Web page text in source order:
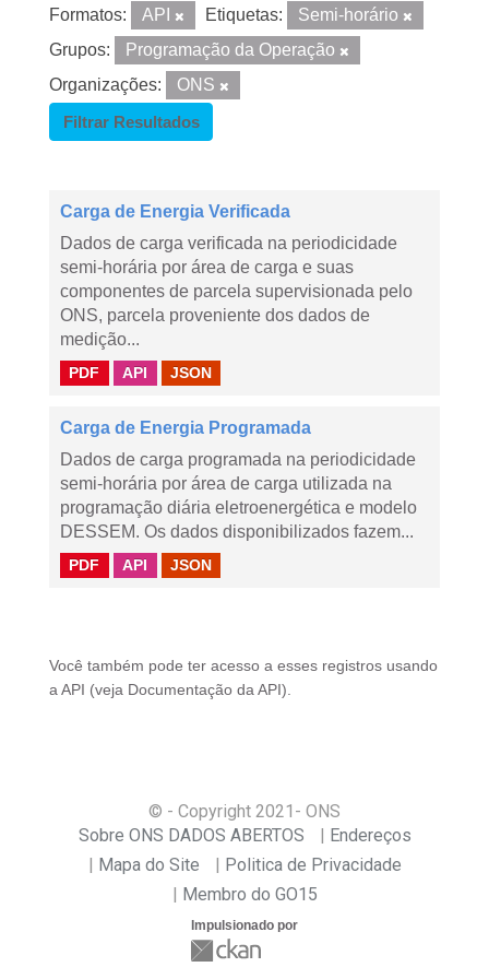
Formatos: API Etiquetas:
Semi-horário
Grupos:
Programação da Operação
Organizações:
ONS
Filtrar Resultados
Carga de Energia Verificada
Dados de carga verificada na periodicidade
semi-horária por área de carga e suas
componentes de parcela supervisionada pelo
ONS, parcela proveniente dos dados de
medição...
PDF API JSON
Carga de Energia Programada
Dados de carga programada na periodicidade
semi-horária por área de carga utilizada na
programação diária eletroenergética e modelo
DESSEM. Os dados disponibilizados fazem...
PDF API JSON
Você também pode ter acesso a esses registros usando
a API (veja Documentação da API ).
© - Copyright 2021 - ONS
Sobre ONS DADOS ABERTOS
Endereços
Mapa do Site
Politica de Privacidade
Membro do GO15
Impulsionado por